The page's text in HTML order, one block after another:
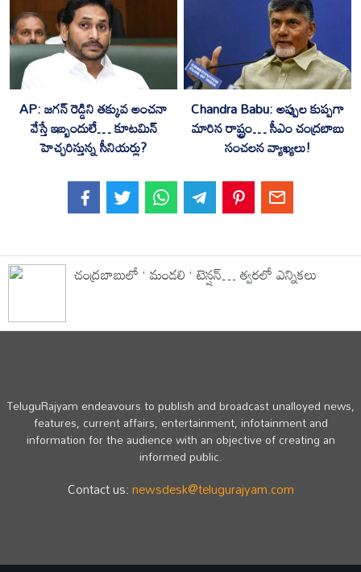
AP: జగన్ రెడ్డిని తక్కువ అంచనా
వేస్తే ఇబ్బందులే… కూటమిన్
హెచ్చరిస్తున్న సీనియర్లు?
Chandra Babu: అప్పుల కుప్పగా
మారిన రాష్ట్రం… సీఎం చంద్రబాబు
సంచలన వ్యాఖ్యలు!
చంద్ర‌బాబులో ‘ మండ‌లి ‘ టెన్ష‌న్… త్వ‌ర‌లో ఎన్నిక‌లు
TeluguRajyam endeavours to publish and broadcast unalloyed news,
features, current affairs, entertainment, infotainment and
information for the audience with an objective of creating an
informed public.
Contact us:newsdesk@telugurajyam.com